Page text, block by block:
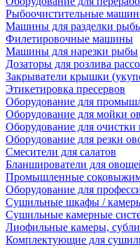
Рыбоочистительные
Машины для разделки
Филетировочные машины
Машины для нарезки рыбы
Дозаторы для розлива
Закрыватели крышки
Этикетировка пресервов
Оборудование для
Оборудование для мойки
Оборудование для очистки
Оборудование для резки
Смесители для салатов
Бланширователи для
Промышленные
Оборудование для
Сушильные шкафы /
Сушильные камерные
Лиофильные камеры,
Комплектующие для